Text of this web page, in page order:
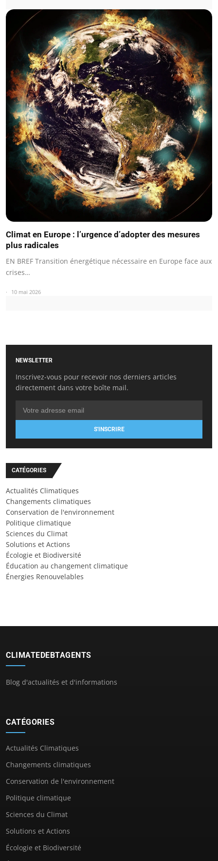
Climat en Europe : l’urgence d’adopter des mesures
plus radicales
EN BREF Transition énergétique nécessaire en Europe face aux
crises…
10 mai 2026
NEWSLETTER
Inscrivez-vous pour recevoir nos derniers articles
directement dans votre boîte mail.
S'INSCRIRE
CATÉGORIES
Actualités Climatiques
Changements climatiques
Conservation de l'environnement
Politique climatique
Sciences du Climat
Solutions et Actions
Écologie et Biodiversité
Éducation au changement climatique
Énergies Renouvelables
CLIMATEDEBTAGENTS
Blog d'actualités et d'informations
CATÉGORIES
Actualités Climatiques
Changements climatiques
Conservation de l'environnement
Politique climatique
Sciences du Climat
Solutions et Actions
Écologie et Biodiversité